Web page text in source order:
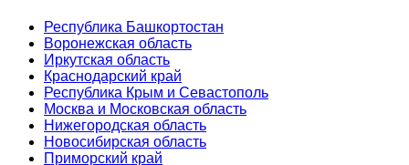
Республика Башкортостан
Воронежская область
Иркутская область
Краснодарский край
Республика Крым и Севастополь
Москва и Московская область
Нижегородская область
Новосибирская область
Приморский край